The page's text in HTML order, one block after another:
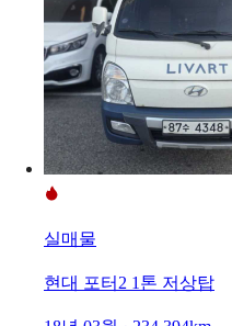
실매물
현대 포터2 1톤 저상탑